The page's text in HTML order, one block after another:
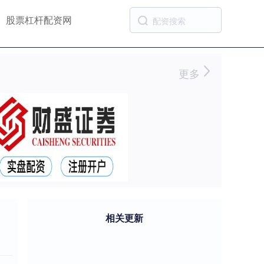
股票杠杆配资网
更多
相关更新